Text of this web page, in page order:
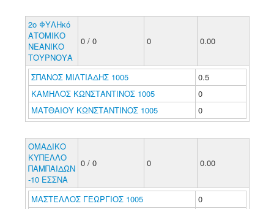
2ο ΦΥΛΗκό
ΑΤΟΜΙΚΟ
ΝΕΑΝΙΚΟ
ΤΟΥΡΝΟΥΑ
0 / 0 0 0.00
ΣΠΑΝΟΣ ΜΙΛΤΙΑΔΗΣ 1005
0.5
ΚΑΜΗΛΟΣ ΚΩΝΣΤΑΝΤΙΝΟΣ 1005
0
ΜΑΤΘΑΙΟΥ ΚΩΝΣΤΑΝΤΙΝΟΣ 1005
0
ΟΜΑΔΙΚΟ
ΚΥΠΕΛΛΟ
ΠΑΜΠΑΙΔΩΝ
-10 ΕΣΣΝΑ
0 / 0 0 0.00
ΜΑΣΤΕΛΛΟΣ ΓΕΩΡΓΙΟΣ 1005
0